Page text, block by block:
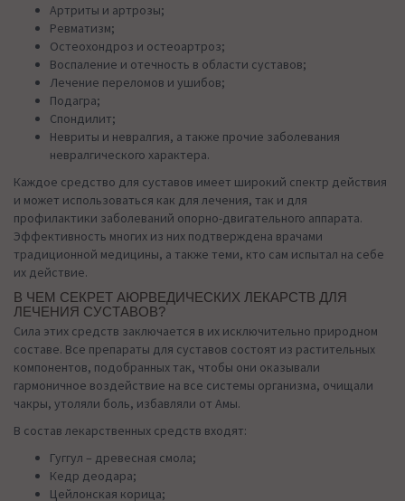
Артриты и артрозы;
Ревматизм;
Остеохондроз и остеоартроз;
Воспаление и отечность в области суставов;
Лечение переломов и ушибов;
Подагра;
Спондилит;
Невриты и невралгия, а также прочие заболевания
невралгического характера.
Каждое средство для суставов имеет широкий спектр действия
и может использоваться как для лечения, так и для
профилактики заболеваний опорно-двигательного аппарата.
Эффективность многих из них подтверждена врачами
традиционной медицины, а также теми, кто сам испытал на себе
их действие.
В ЧЕМ СЕКРЕТ АЮРВЕДИЧЕСКИХ ЛЕКАРСТВ ДЛЯ
ЛЕЧЕНИЯ СУСТАВОВ?
Сила этих средств заключается в их исключительно природном
составе. Все препараты для суставов состоят из растительных
компонентов, подобранных так, чтобы они оказывали
гармоничное воздействие на все системы организма, очищали
чакры, утоляли боль, избавляли от Амы.
В состав лекарственных средств входят:
Гуггул – древесная смола;
Кедр деодара;
Цейлонская корица;